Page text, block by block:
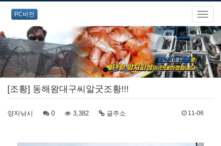
PC버전
[조황] 동해왕대구씨알굿조황!!!
양지낚시 0 3,382 글주소 11-06